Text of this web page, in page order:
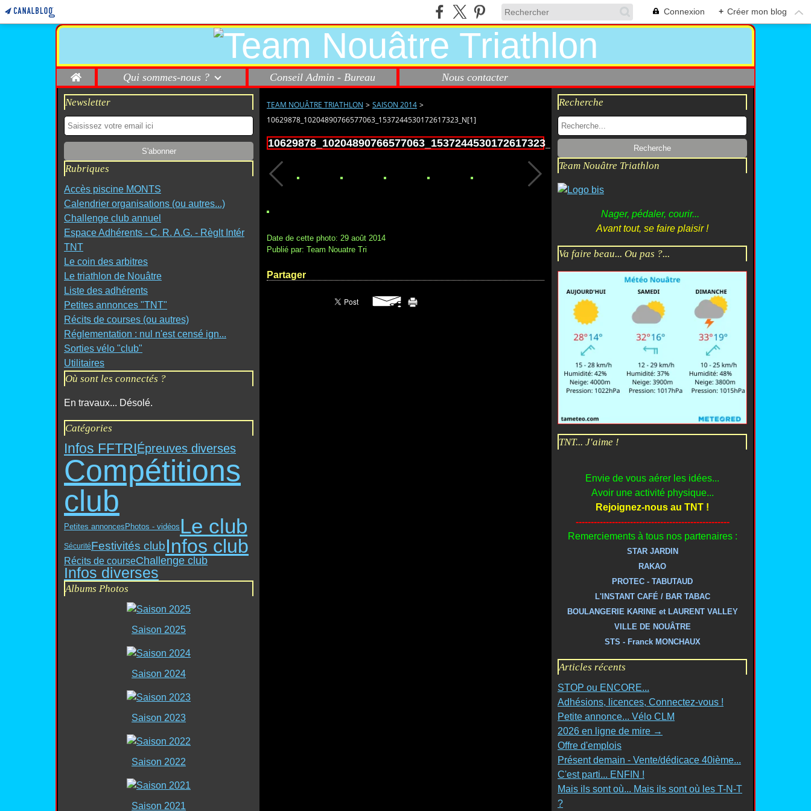
Connexion + Créer mon blog
Home Qui sommes-nous ? Conseil Admin - Bureau Nous contacter
Newsletter
Rubriques
Accès piscine MONTS
Calendrier organisations (ou autres...)
Challenge club annuel
Espace Adhérents - C. R. A.G. - Règlt Intér
TNT
Le coin des arbitres
Le triathlon de Nouâtre
Liste des adhérents
Petites annonces "TNT"
Récits de courses (ou autres)
Réglementation : nul n'est censé ign...
Sorties vélo "club"
Utilitaires
Où sont les connectés ?
En travaux... Désolé.
Catégories
Infos FFTRIÉpreuves diverses
Compétitions
club
Petites annoncesPhotos - vidéos Le club
SécuritéFestivités clubInfos club
Récits de courseChallenge club
Infos diverses
Albums Photos
Saison 2025
Saison 2024
Saison 2023
Saison 2022
Saison 2021
TEAM NOUÂTRE TRIATHLON > SAISON 2014 >
10629878_10204890766577063_1537244530172617323_N[1]
10629878_10204890766577063_1537244530172617323_n[1]
Date de cette photo: 29 août 2014
Publié par: Team Nouatre Tri
Partager
Recherche
Team Nouâtre Triathlon
Nager, pédaler, courir...
Avant tout, se faire plaisir !
Va faire beau... Ou pas ?...
TNT... J'aime !
Envie de vous aérer les idées...
Avoir une activité physique...
Rejoignez-nous au TNT !
---------------------------------------------------
Remerciements à tous nos partenaires :
STAR JARDIN
RAKAO
PROTEC - TABUTAUD
L'INSTANT CAFÉ / BAR TABAC
BOULANGERIE KARINE et LAURENT VALLEY
VILLE DE NOUÂTRE
STS - Franck MONCHAUX
Articles récents
STOP ou ENCORE...
Adhésions, licences, Connectez-vous !
Petite annonce... Vélo CLM
2026 en ligne de mire →
Offre d'emplois
Présent demain - Vente/dédicace 40ième...
C'est parti... ENFIN !
Mais ils sont où... Mais ils sont où les T-N-T
?